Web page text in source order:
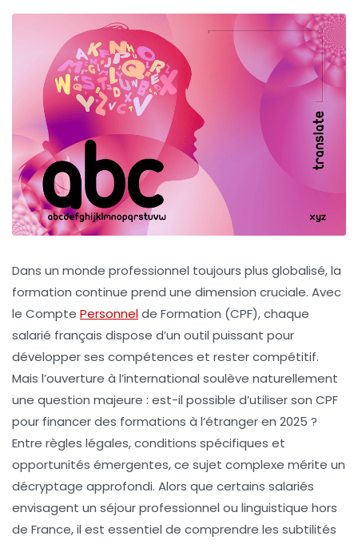
Dans un monde professionnel toujours plus globalisé, la
formation continue prend une dimension cruciale. Avec
le Compte Personnelde Formation (CPF), chaque
salarié français dispose d’un outil puissant pour
développer ses compétences et rester compétitif.
Mais l’ouverture à l’international soulève naturellement
une question majeure : est-il possible d’utiliser son CPF
pour financer des formations à l’étranger en 2025 ?
Entre règles légales, conditions spécifiques et
opportunités émergentes, ce sujet complexe mérite un
décryptage approfondi. Alors que certains salariés
envisagent un séjour professionnel ou linguistique hors
de France, il est essentiel de comprendre les subtilités